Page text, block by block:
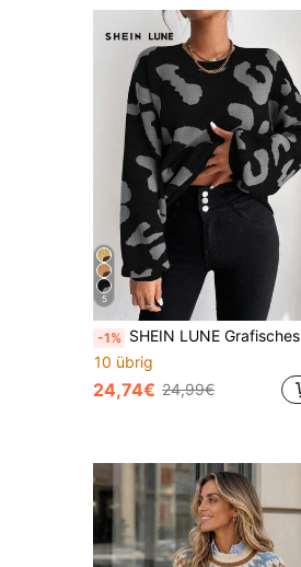
5
-1% SHEIN LUNE Grafisches Muster Oversized Pullover, Langarm Strickpullover für Herbst und Winter
10 übrig
24,74€ 24,99€